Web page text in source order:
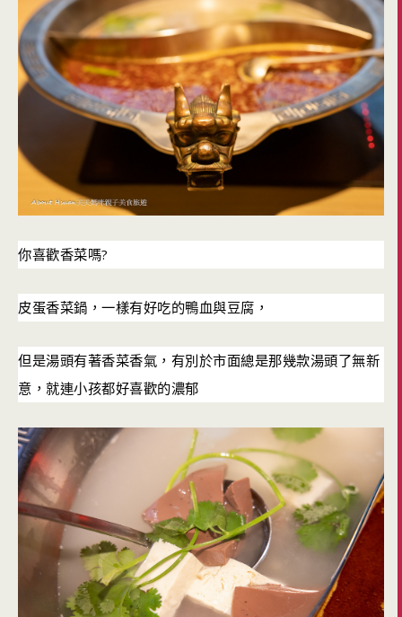
你喜歡香菜嗎?
皮蛋香菜鍋，一樣有好吃的鴨血與豆腐，
但是湯頭有著香菜香氣，有別於市面總是那幾款湯頭了無新
意，就連小孩都好喜歡的濃郁